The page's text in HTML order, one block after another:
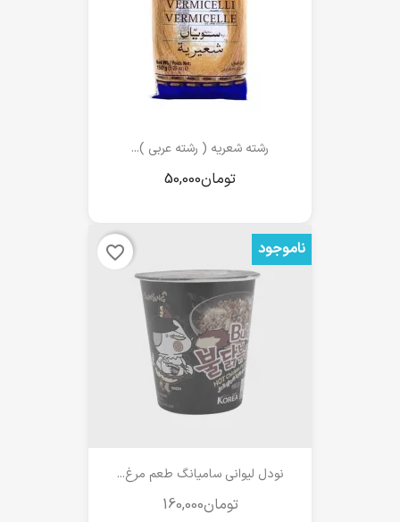
رشته شعریه ( رشته عربی )...
نودل لیوانی سامیانگ طعم مرغ...
‎تومان160,000
ناموجود favorite_border